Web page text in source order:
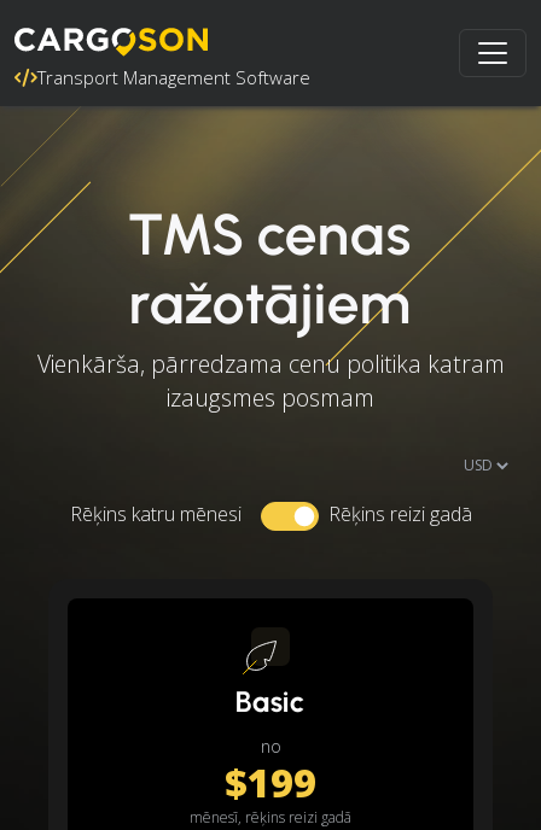
Transport Management Software
TMS cenas
ražotājiem
Vienkārša, pārredzama cenu politika katram
izaugsmes posmam
Rēķins katru mēnesi Rēķins reizi gadā
Basic
no
$199
mēnesī, rēķins reizi gadā